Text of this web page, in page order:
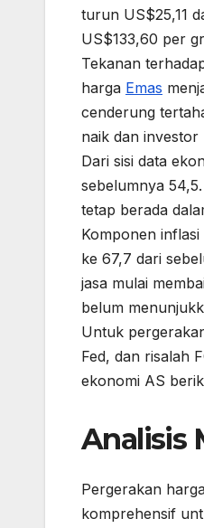
turun US$25,11
US$133,60 per
Tekanan
harga Emas
cenderung
naik dan investor
Dari sisi data
sebelumnya
tetap berada
Komponen
ke 67,7 dari
jasa mulai
belum
Untuk
Fed, dan risalah
ekonomi AS
Analisis
Pergerakan
komprehensif